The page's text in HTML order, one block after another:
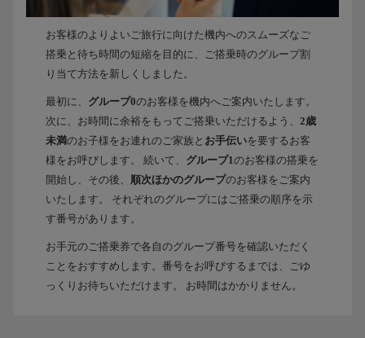
お客様のよりよいご旅行に向けた機内へのスムーズなご
搭乗と待ち時間の短縮を目的に、ご搭乗時のグループ割
り当て方法を新しくしました。
最初に、 グループ0のお客様を機内へご案内いたします。
次に、お時間に余裕をもってご搭乗いただけるよう、 2歳
未満のお子様をお連れのご家族と お手伝いを要するお客
様をお呼びします。 続いて、 グループ1のお客様の搭乗を
開始し、その後、
順次ほかのグループのお客様をご案内
いたします。 それぞれのグループにはご搭乗の順序を示
す番号があります。
お手元のご搭乗券で各自のグループ番号を確認いただく
ことをおすすめします。番号をお呼びするまでは、ごゆ
っくりお待ちいただけます。 お時間はかかりません。